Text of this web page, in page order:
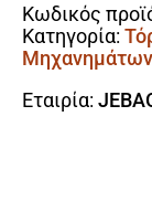
Ενυδρείων
100W
(+
Γάντια
Εργασίας
Κωδικός
Κατηγορία:
Μηχανημάτων
Εταιρία: